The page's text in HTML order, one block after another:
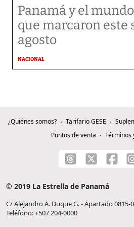
Panamá y el
que marcaron este
agosto
NACIONAL
¿Quiénes somos? Tarifario GESE
Puntos de venta
Términos
© 2019 La Estrella de Panamá
C/ Alejandro A. Duque G. - Apartado 0815-
Teléfono: +507 204-0000